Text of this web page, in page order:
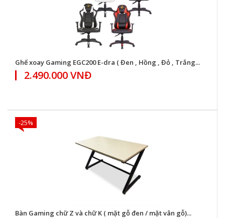
Ghế xoay Gaming EGC200 E-dra ( Đen , Hồng , Đỏ , Trắng...
2.490.000 VNĐ
-25%
Bàn Gaming chữ Z và chữ K ( mặt gỗ đen / mặt vân gỗ)...